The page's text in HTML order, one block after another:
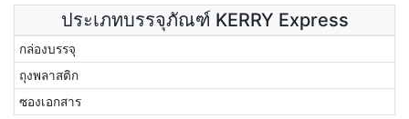
ประเภทบรรจุภัณฑ์ KERRY Express
กล่องบรรจุ
ถุงพลาสติก
ซองเอกสาร